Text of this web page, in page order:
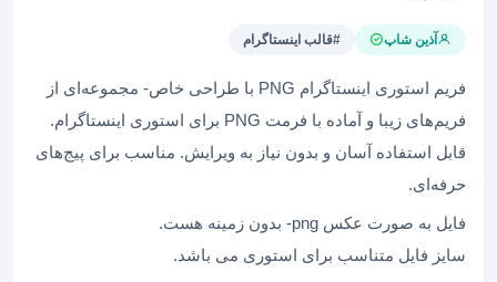
آذین شاپ #قالب اینستاگرام
فریم استوری اینستاگرام PNG با طراحی خاص- مجموعه‌ای از
فریم‌های زیبا و آماده با فرمت PNG برای استوری اینستاگرام.
قابل استفاده آسان و بدون نیاز به ویرایش. مناسب برای پیج‌های
حرفه‌ای.
فایل به صورت عکس png- بدون زمینه هست.
سایز فایل متناسب برای استوری می باشد.